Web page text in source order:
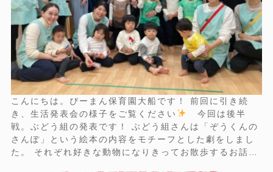
こんにちは。ぴーまん保育園大船です！ 前回に引き続
き、生活発表会の様子をご覧ください
今回は後半
戦。ぶどう組の発表です！ ぶどう組さんは「ぞうくんの
さんぽ」という絵本の内容をモチーフとした劇をしまし
た。 それぞれ好きな動物になりきってお散歩するお話で